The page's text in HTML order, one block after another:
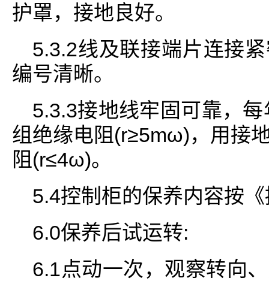
护罩，接地良好。
5.3.2线及联接端片连接
编号清晰。
5.3.3接地线牢固可靠，
组绝缘电阻(r≥5mω)，用接
阻(r≤4ω)。
5.4控制柜的保养内容按
6.0保养后试运转:
6.1点动一次，观察转向